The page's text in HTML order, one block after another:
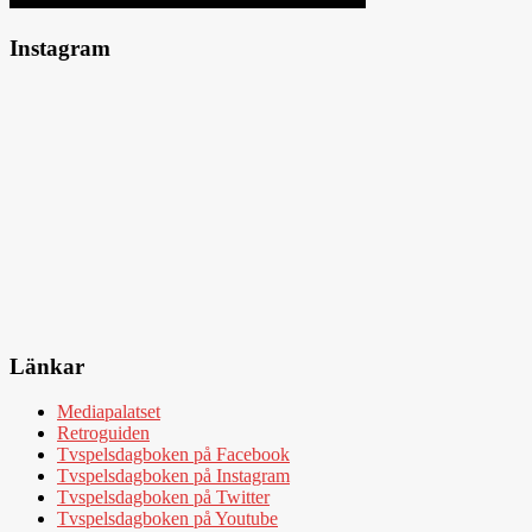
Instagram
Länkar
Mediapalatset
Retroguiden
Tvspelsdagboken på Facebook
Tvspelsdagboken på Instagram
Tvspelsdagboken på Twitter
Tvspelsdagboken på Youtube